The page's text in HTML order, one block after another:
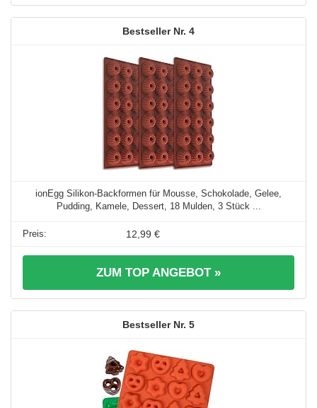
4
ionEgg Silikon-Backformen für Mousse, Schokolade, Gelee,
Pudding, Kamele, Dessert, 18 Mulden, 3 Stück ...
12,99 €
ZUM TOP ANGEBOT »
5